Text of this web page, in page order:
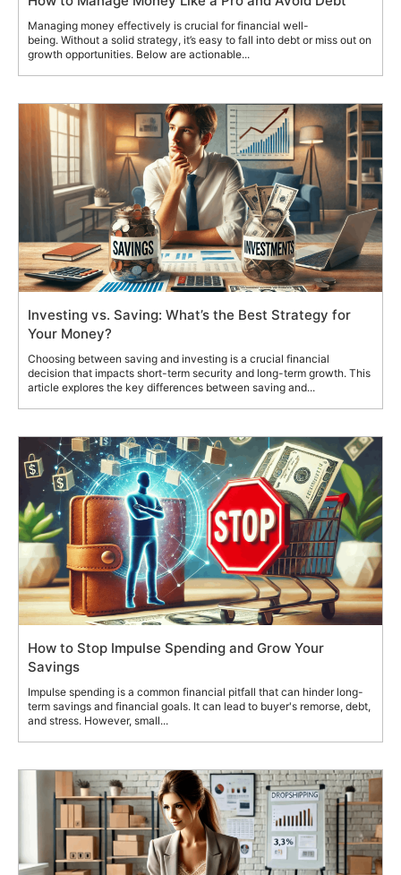
Managing money effectively is crucial for financial well-
being. Without a solid strategy, it’s easy to fall into debt or miss out on
growth opportunities. Below are actionable...
Investing vs. Saving: What’s the Best Strategy for
Your Money?
Choosing between saving and investing is a crucial financial
decision that impacts short-term security and long-term growth. This
article explores the key differences between saving and...
How to Stop Impulse Spending and Grow Your
Savings
Impulse spending is a common financial pitfall that can hinder long-
term savings and financial goals. It can lead to buyer's remorse, debt,
and stress. However, small...